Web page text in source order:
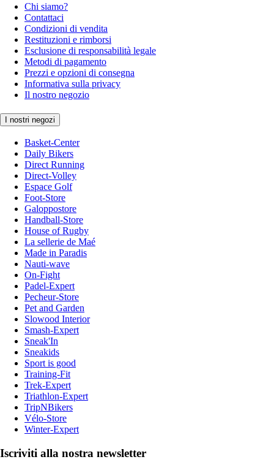
Chi siamo?
Contattaci
Condizioni di vendita
Restituzioni e rimborsi
Esclusione di responsabilità legale
Metodi di pagamento
Prezzi e opzioni di consegna
Informativa sulla privacy
Il nostro negozio
I nostri negozi
Basket-Center
Daily Bikers
Direct Running
Direct-Volley
Espace Golf
Foot-Store
Galoppostore
Handball-Store
House of Rugby
La sellerie de Maé
Made in Paradis
Nauti-wave
On-Fight
Padel-Expert
Pecheur-Store
Pet and Garden
Slowood Interior
Smash-Expert
Sneak'In
Sneakids
Sport is good
Training-Fit
Trek-Expert
Triathlon-Expert
TripNBikers
Vélo-Store
Winter-Expert
Iscriviti alla nostra newsletter